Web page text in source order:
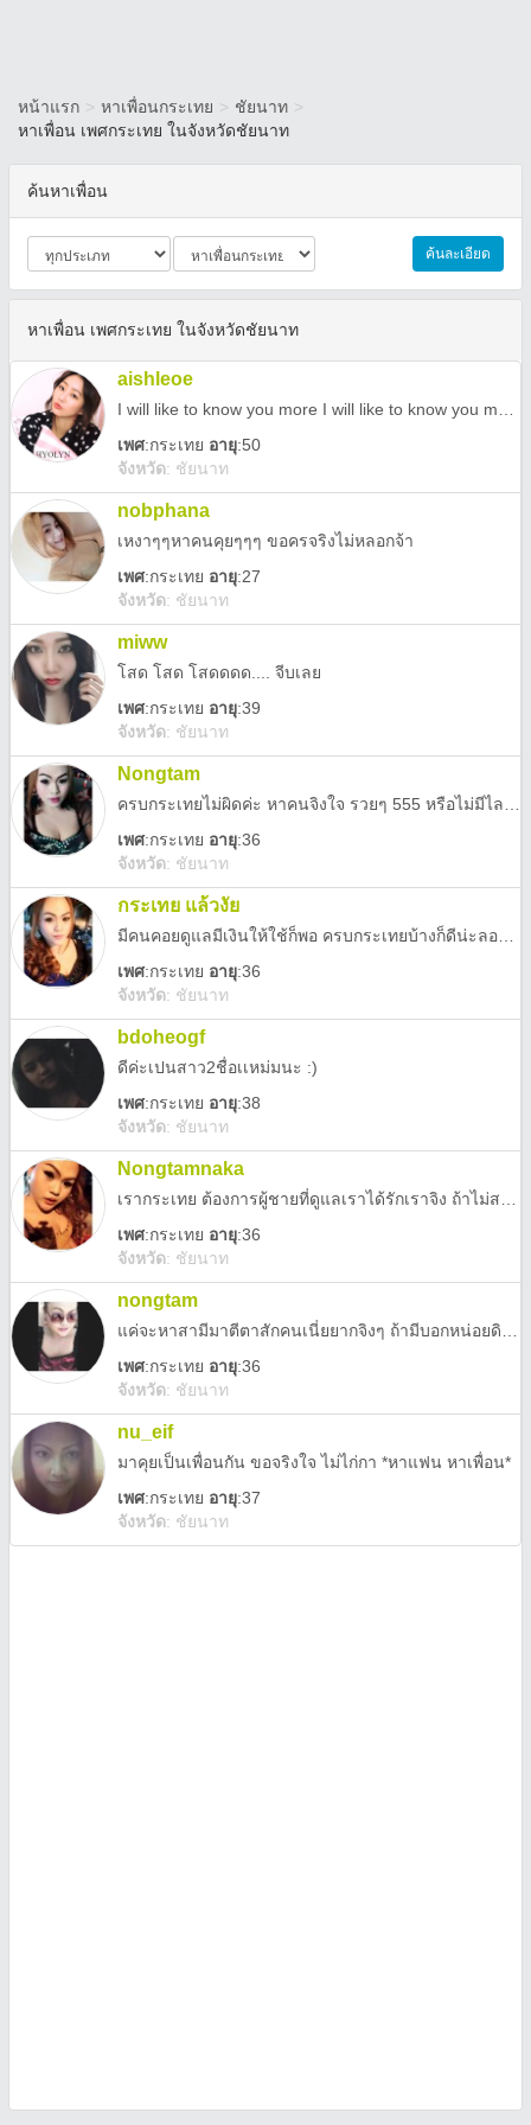
หน้าแรก > หาเพื่อนกระเทย > ชัยนาท >
หาเพื่อน เพศกระเทย ในจังหวัดชัยนาท
ค้นหาเพื่อน
ค้นละเอียด
หาเพื่อน เพศกระเทย ในจังหวัดชัยนาท
aishleoe
เพศ:กระเทย อายุ:50
จังหวัด: ชัยนาท
nobphana
เหงาๆๆหาคนคุยๆๆๆ ขอครจริงไม่หลอกจ้า
เพศ:กระเทย อายุ:27
จังหวัด: ชัยนาท
miww
โสด โสด โสดดดด.... จีบเลย
เพศ:กระเทย อายุ:39
จังหวัด: ชัยนาท
Nongtam
เพศ:กระเทย อายุ:36
จังหวัด: ชัยนาท
กระเทย แล้วงัย
เพศ:กระเทย อายุ:36
จังหวัด: ชัยนาท
bdoheogf
ดีค่ะเปนสาว2ชื่อเเหม่มนะ :)
เพศ:กระเทย อายุ:38
จังหวัด: ชัยนาท
Nongtamnaka
เพศ:กระเทย อายุ:36
จังหวัด: ชัยนาท
nongtam
เพศ:กระเทย อายุ:36
จังหวัด: ชัยนาท
nu_eif
มาคุยเป็นเพื่อนกัน ขอจริงใจ ไม่ไก่กา *หาแฟน หาเพื่อน*
เพศ:กระเทย อายุ:37
จังหวัด: ชัยนาท